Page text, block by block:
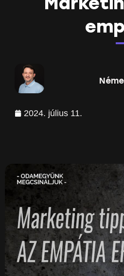
2024. július 11.